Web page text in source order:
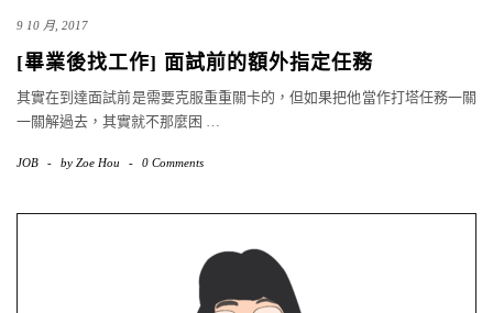
9 10 月, 2017
[畢業後找工作] 面試前的額外指定任務
其實在到達面試前是需要克服重重關卡的，但如果把他當作打塔任務一關
一關解過去，其實就不那麼困 …
JOB - by Zoe Hou - 0 Comments